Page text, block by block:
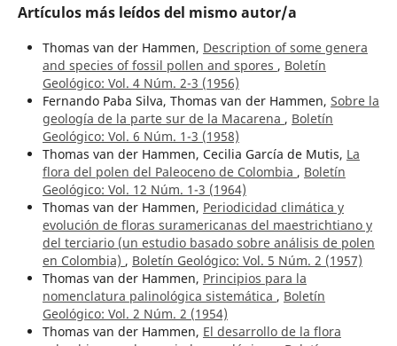
Artículos más leídos del mismo autor/a
Thomas van der Hammen, Description of some genera
and species of fossil pollen and spores , Boletín
Geológico: Vol. 4 Núm. 2-3 (1956)
Fernando Paba Silva, Thomas van der Hammen, Sobre la
geología de la parte sur de la Macarena , Boletín
Geológico: Vol. 6 Núm. 1-3 (1958)
Thomas van der Hammen, Cecilia García de Mutis, La
flora del polen del Paleoceno de Colombia , Boletín
Geológico: Vol. 12 Núm. 1-3 (1964)
Thomas van der Hammen, Periodicidad climática y
evolución de floras suramericanas del maestrichtiano y
del terciario (un estudio basado sobre análisis de polen
en Colombia) , Boletín Geológico: Vol. 5 Núm. 2 (1957)
Thomas van der Hammen, Principios para la
nomenclatura palinológica sistemática , Boletín
Geológico: Vol. 2 Núm. 2 (1954)
Thomas van der Hammen, El desarrollo de la flora